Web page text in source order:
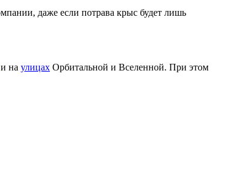
даже если потрава крыс будет лишь
и на улицах Орбитальной и Вселенной. При этом